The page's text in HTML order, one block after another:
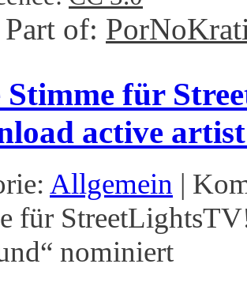
Part of:
Stimme für
active
Allgemein |
für
nominiert